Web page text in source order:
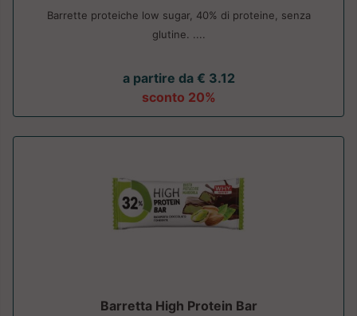
Barrette proteiche low sugar, 40% di proteine, senza
glutine. ....
a partire da € 3.12
sconto 20%
Barretta High Protein Bar